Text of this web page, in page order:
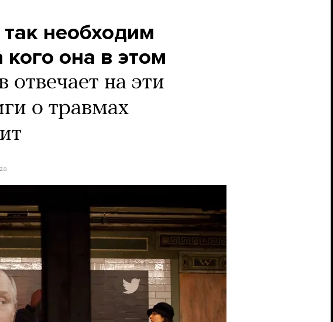
необходим
она в этом
на эти
о травмах